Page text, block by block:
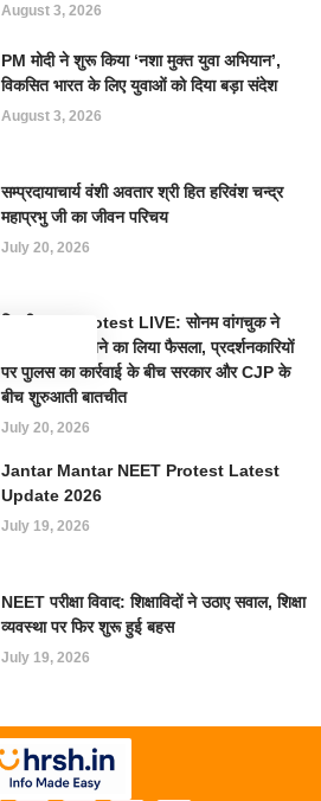
August 3, 2026
PM मोदी ने शुरू किया ‘नशा मुक्त युवा अभियान’,
विकसित भारत के लिए युवाओं को दिया बड़ा संदेश
August 3, 2026
सम्प्रदायाचार्य वंशी अवतार श्री हित हरिवंश चन्द्र
महाप्रभु जी का जीवन परिचय
July 20, 2026
दिल्ली CJP Protest LIVE: सोनम वांगचुक ने
अनशन जारी रखने का लिया फैसला, प्रदर्शनकारियों
पर पुलिस की कार्रवाई के बीच सरकार और CJP के
बीच शुरुआती बातचीत
July 20, 2026
Jantar Mantar NEET Protest Latest
Update 2026
July 19, 2026
NEET परीक्षा विवाद: शिक्षाविदों ने उठाए सवाल, शिक्षा
व्यवस्था पर फिर शुरू हुई बहस
July 19, 2026